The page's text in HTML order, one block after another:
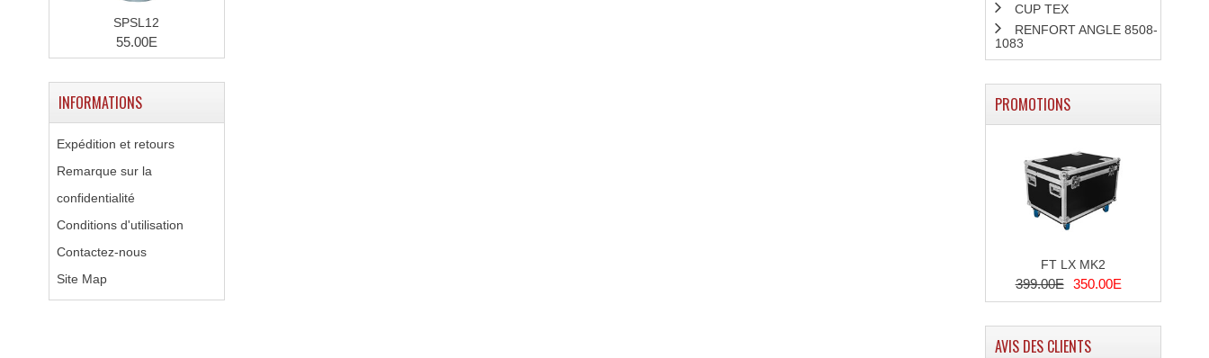
SPSL12
55.00E
INFORMATIONS
Expédition et retours
Remarque sur la
confidentialité
Conditions d'utilisation
Contactez-nous
Site Map
CUP TEX
RENFORT ANGLE 8508-
1083
PROMOTIONS
FT LX MK2
399.00E 350.00E
AVIS DES CLIENTS